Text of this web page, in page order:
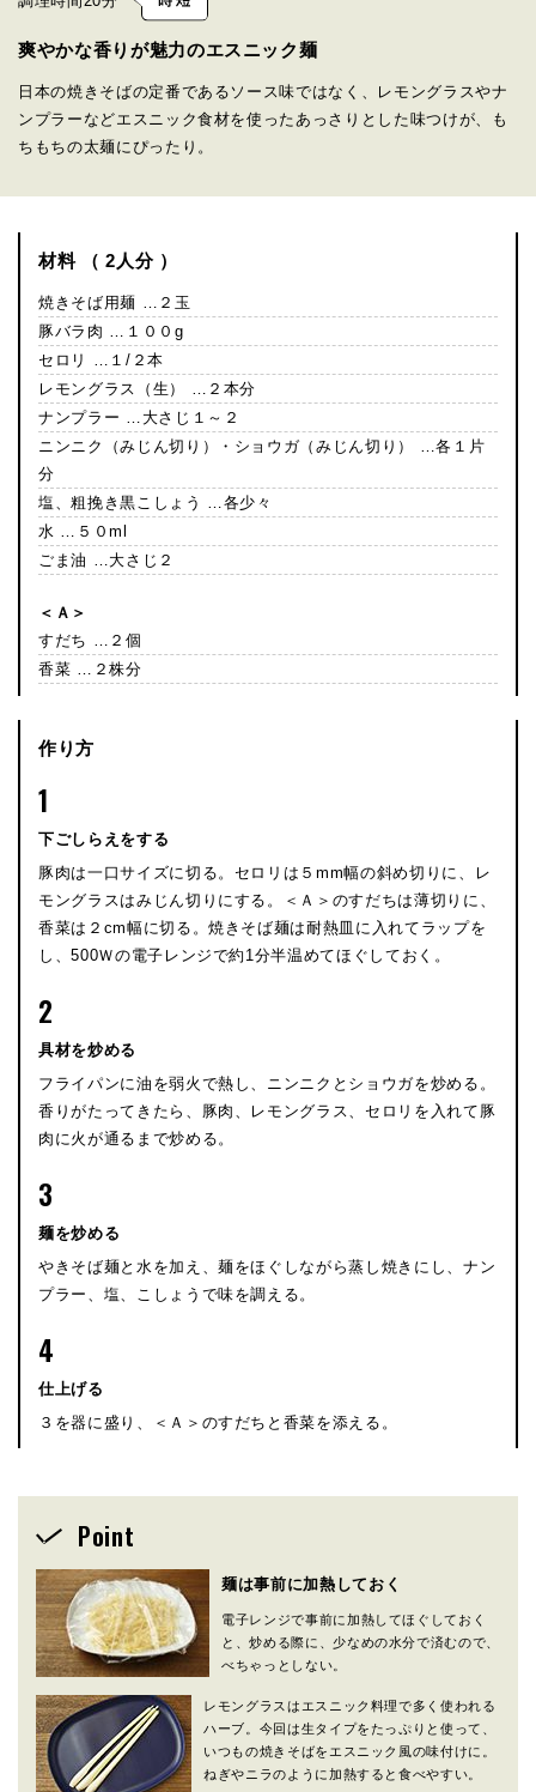
爽やかな香りが魅力のエスニック麺
日本の焼きそばの定番であるソース味ではなく、レモングラスやナ
ンプラーなどエスニック食材を使ったあっさりとした味つけが、も
ちもちの太麺にぴったり。
材料 （ 2人分 ）
焼きそば用麺 …２玉
豚バラ肉 …１００g
セロリ …１/２本
レモングラス（生） …２本分
ナンプラー …大さじ１～２
ニンニク（みじん切り）・ショウガ（みじん切り） …各１片
分
塩、粗挽き黒こしょう …各少々
水 …５０ml
ごま油 …大さじ２
＜Ａ＞
すだち …２個
香菜 …２株分
作り方
1
下ごしらえをする
豚肉は一口サイズに切る。セロリは５mm幅の斜め切りに、レ
モングラスはみじん切りにする。＜Ａ＞のすだちは薄切りに、
香菜は２cm幅に切る。焼きそば麺は耐熱皿に入れてラップを
し、500Ｗの電子レンジで約1分半温めてほぐしておく。
2
具材を炒める
フライパンに油を弱火で熱し、ニンニクとショウガを炒める。
香りがたってきたら、豚肉、レモングラス、セロリを入れて豚
肉に火が通るまで炒める。
3
麺を炒める
やきそば麺と水を加え、麺をほぐしながら蒸し焼きにし、ナン
プラー、塩、こしょうで味を調える。
4
仕上げる
３を器に盛り、＜Ａ＞のすだちと香菜を添える。
Point
麺は事前に加熱しておく
電子レンジで事前に加熱してほぐしておく
と、炒める際に、少なめの水分で済むので、
べちゃっとしない。
レモングラスはエスニック料理で多く使われる
ハーブ。今回は生タイプをたっぷりと使って、
いつもの焼きそばをエスニック風の味付けに。
ねぎやニラのように加熱すると食べやすい。